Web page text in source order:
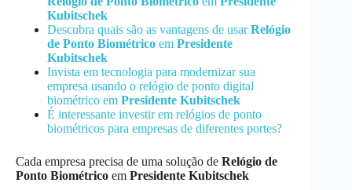
Kubitschek
Descubra quais são as vantagens de usarRelógio
de Ponto Biométrico em Presidente
Kubitschek
Invista em tecnologia para modernizar sua
empresa usando o relógio de ponto digital
biométrico em Presidente Kubitschek
É interessante investir em relógios de ponto
biométricos para empresas de diferentes portes?
Cada empresa precisa de uma solução de Relógio de
Ponto Biométrico em Presidente Kubitschek